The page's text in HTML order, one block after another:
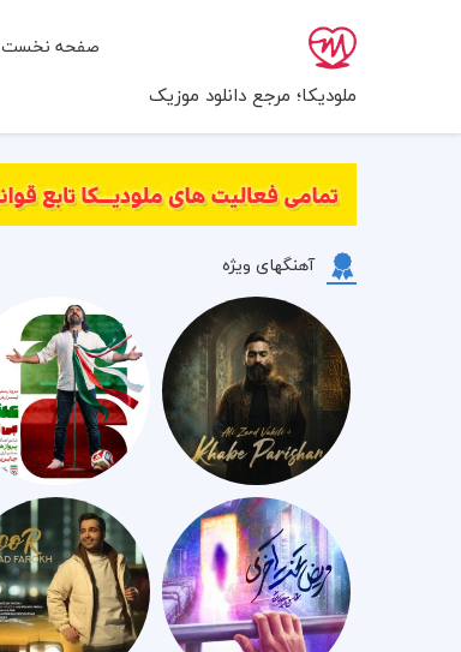
ملودیکا؛ مرجع دانلود موزیک
صفحه نخست
آهنگهای ویژه